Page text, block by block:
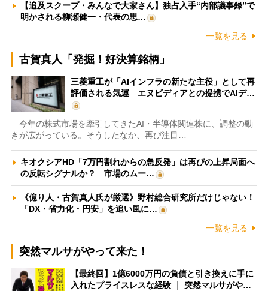
【追及スクープ・みんなで大家さん】独占入手“内部議事録”で
明かされる柳瀬健一・代表の思…
一覧を見る
古賀真人「発掘！好決算銘柄」
三菱重工が「AIインフラの新たな主役」として再
評価される気運 エヌビディアとの提携でAIデ…
今年の株式市場を牽引してきたAI・半導体関連株に、調整の動
きが広がっている。そうしたなか、再び注目…
キオクシアHD「7万円割れからの急反発」は再びの上昇局面へ
の反転シグナルか？ 市場のムー…
《億り人・古賀真人氏が厳選》野村総合研究所だけじゃない！
「DX・省力化・円安」を追い風に…
一覧を見る
突然マルサがやって来た！
【最終回】1億6000万円の負債と引き換えに手に
入れたプライスレスな経験 ｜ 突然マルサがや…